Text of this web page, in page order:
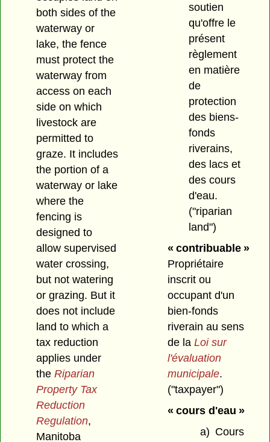
both sides of the
waterway or
lake, the fence
must protect the
waterway from
access on each
side on which
livestock are
permitted to
graze. It includes
the portion of a
waterway or lake
where the
fencing is
designed to
allow supervised
water crossing,
but not watering
or grazing. But it
does not include
land to which a
tax reduction
applies under
the Riparian
Property Tax
Reduction
Regulation,
Manitoba
soutien
qu'offre le
présent
règlement
en matière
de
protection
des biens-
fonds
riverains,
des lacs et
des cours
d'eau.
("riparian
land")
« contribuable »
Propriétaire
inscrit ou
occupant d'un
bien-fonds
riverain au sens
de la Loi sur
l'évaluation
municipale.
("taxpayer")
« cours d'eau »
a) Cours